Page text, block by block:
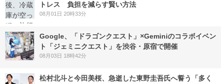
トレス 負担を減らす賢い方法
08月01日 20時33分
Google、「ドラゴンクエスト」×Geminiのコラボイベン
ト「ジェミニクエスト」を渋谷・原宿で開催
08月03日 18時42分
松村北斗と今田美桜、急逝した東野圭吾氏へ誓う「多く